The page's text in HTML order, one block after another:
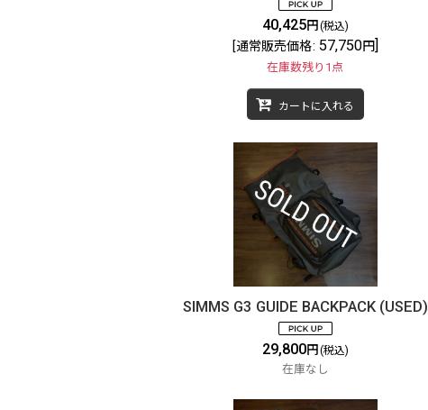
40,425円 (税込)
[通常販売価格: 57,750円]
在庫数残り1点
カートに入れる
SIMMS G3 GUIDE BACKPACK (USED)
29,800円 (税込)
在庫なし